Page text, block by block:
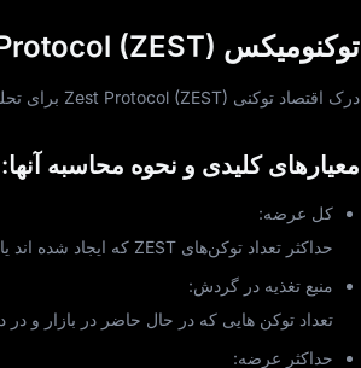
توکنومیکس Zest Protocol (ZEST): توضیح معیارهای کلیدی و موارد استفاده
درک اقتصاد توکنی Zest Protocol (ZEST) برای تحلیل ارزش، پایداری و پتانسیل بلندمدت آن ضروری است.
معیارهای کلیدی و نحوه محاسبه آنها:
کل عرضه:
حداکثر تعداد توکن‌های ZEST که ایجاد شده‌ اند یا خواهند شد.
منبع تغذیه در گردش:
تعداد توکن‌ هایی که در حال حاضر در بازار و
حداکثر عرضه: